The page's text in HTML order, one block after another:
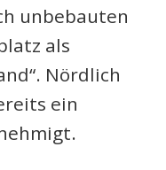
unbebauten
als
Nördlich
ein